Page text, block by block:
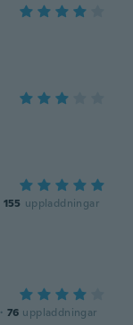
155 uppladdningar
· 76 uppladdningar